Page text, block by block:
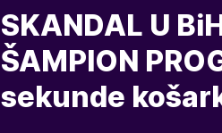
SKANDAL U
ŠAMPION
sekunde